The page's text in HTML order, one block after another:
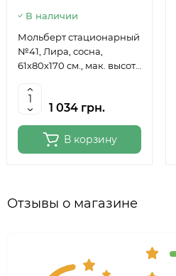
В наличии
Мольберт стационарный
№41, Лира, сосна,
61х80х170 см., мак. высота
Studio
1 034 грн.
В корзину
Отзывы о магазине